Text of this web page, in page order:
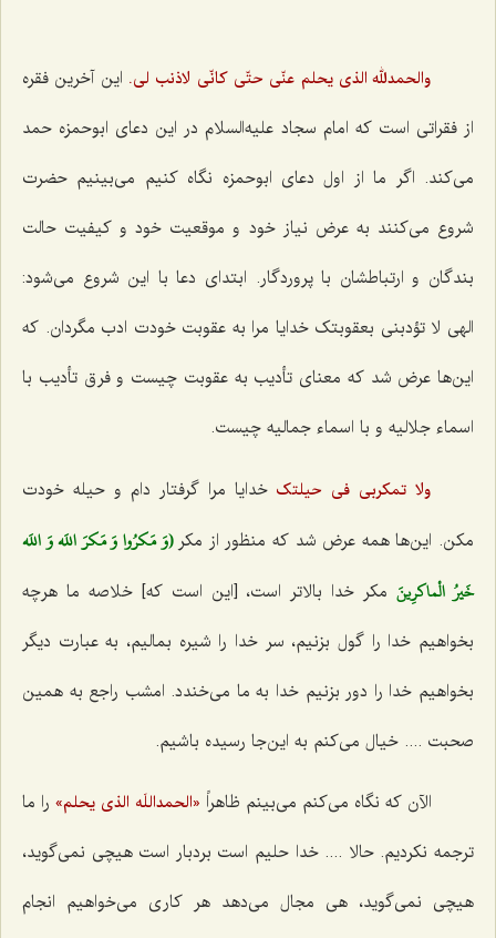
والحمدلله الذى یحلم عنّى حتّى کانّى لاذنب لى. این آخرین فقره
از فقراتی است که امام سجاد علیه‌السلام در این دعای ابوحمزه حمد
می‌کند. اگر ما از اول دعای ابوحمزه نگاه کنیم می‌بینیم حضرت
شروع می‌کنند به عرض نیاز خود و موقعیت خود و کیفیت حالت
بندگان و ارتباطشان با پروردگار. ابتدای دعا با این شروع می‌شود:
الهی لا تؤدبنی بعقوبتک خدایا مرا به عقوبت خودت ادب مگردان. که
این‌ها عرض شد که معنای تأدیب به عقوبت چیست و فرق تأدیب با
اسماء جلالیه و با اسماء جمالیه چیست.
ولا تمکربى فى حیلتک‌ خدایا مرا گرفتار دام و حیله خودت
مکن. این‌ها همه عرض شد که منظور از مکر (وَ مَكرُوا وَ مَكرَ اللَه وَ اللَه
خَيرُ الْماكرِينَ‌مکر خدا بالاتر است، [این است که‌] خلاصه ما هرچه
بخواهیم خدا را گول بزنیم، سر خدا را شیره بمالیم، به عبارت دیگر
بخواهیم خدا را دور بزنیم خدا به ما می‌خندد. امشب راجع به همین
صحبت .... خیال می‌کنم به این‌جا رسیده باشیم.
الآن که نگاه می‌کنم می‌بینم ظاهراً «الحمداللَه الذى یحلم»را ما
ترجمه نکردیم. حالا .... خدا حلیم است بردبار است هیچی نمی‌گوید،
هیچی نمی‌گوید، هی مجال می‌دهد هر کاری می‌خواهیم انجام